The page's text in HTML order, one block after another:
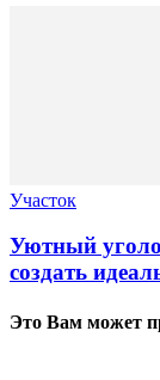
Участок
Уютный
создать
Это Вам может